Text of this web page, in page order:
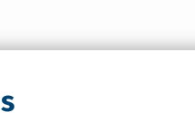
weiterhin in Papierform durch